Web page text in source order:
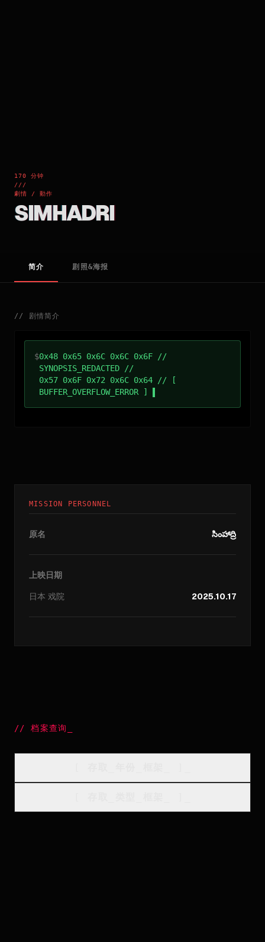
170 分钟
///
劇情 / 動作
SIMHADRI
简介 剧照&海报
// 剧情简介
$0x48 0x65 0x6C 0x6C 0x6F //
SYNOPSIS_REDACTED //
0x57 0x6F 0x72 0x6C 0x64 // [
BUFFER_OVERFLOW_ERROR ]
MISSION PERSONNEL
原名 సింహాద్రి
上映日期
日本 戏院 2025.10.17
//档案查询